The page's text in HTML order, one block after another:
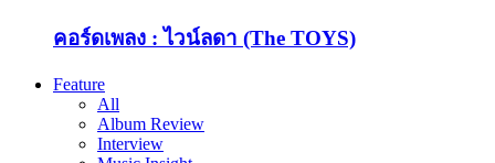
คอร์ดเพลง : ไวน์ลดา (The TOYS)
Feature
All
Album Review
Interview